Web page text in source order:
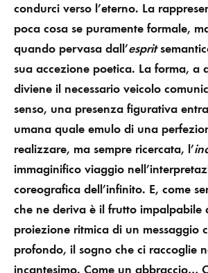
condurci verso l’eterno. La
poca cosa se puramente formale,
quando pervasa dall’esprit
sua accezione poetica. La forma, a
diviene il necessario veicolo
senso, una presenza figurativa
umana quale emulo di una
realizzare, ma sempre ricercata, l’
immaginifico viaggio
coreografica dell’infinito. E, come
che ne deriva è il frutto impalpabile
proiezione ritmica di un messaggio
profondo, il sogno che ci raccoglie
incantesimo. Come un abbraccio…